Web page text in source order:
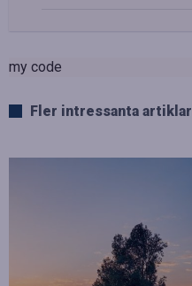
my code
Fler intressanta artiklar